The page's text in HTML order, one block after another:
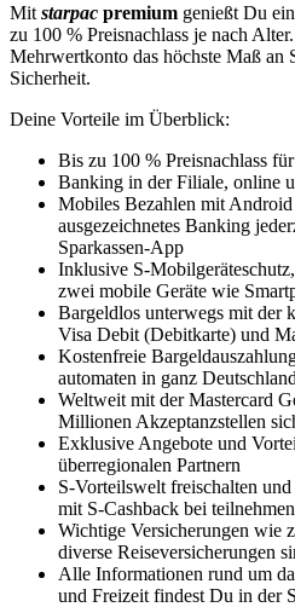
Mit starpac premium genießt Du
zu 100 % Preisnachlass je nach
Mehrwertkonto das höchste Maß an
Sicherheit.
Deine Vorteile im Überblick:
Bis zu 100 % Preisnachlass
Banking in der Filiale, online
Mobiles Bezahlen mit
ausgezeichnetes Banking
Sparkassen-App
Inklusive S-
zwei mobile Geräte wie
Bargeld­los unterwegs mit der
Visa Debit (Debitkarte) und
Kosten­freie
automaten in ganz Deutschland
Weltweit mit der Mastercard
Millionen Akzeptanzstellen
Exklusive Angebote und
überregionalen Partnern
S-Vorteilswelt freischalten
mit S-Cashback bei
Wichtige Versicherungen wie
diverse Reiseversicherungen
Alle Informationen rund um
und Freizeit findest Du in der